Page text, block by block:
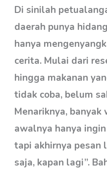
Di sinilah
daerah punya
hanya
cerita. Mulai dari
hingga makanan
tidak coba, belum
Menariknya,
awalnya hanya
tapi akhirnya pesan
saja, kapan lagi”.